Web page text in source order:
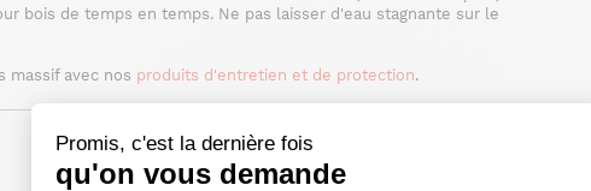
Promis, c'est la dernière fois
qu'on vous demande
bois de temps en temps. Ne pas laisser d'eau stagnante sur le
massif avec nos produits d'entretien et de protection.